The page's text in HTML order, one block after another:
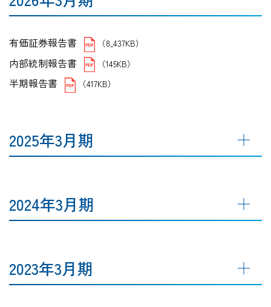
有価証券報告書 （8,437KB）
内部統制報告書 （145KB）
半期報告書 （417KB）
2025年3月期
2024年3月期
2023年3月期